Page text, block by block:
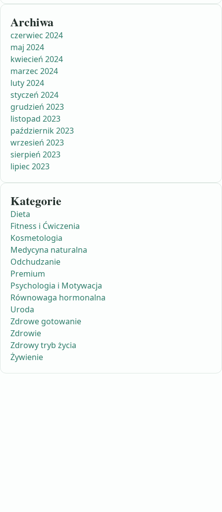
Archiwa
czerwiec 2024
maj 2024
kwiecień 2024
marzec 2024
luty 2024
styczeń 2024
grudzień 2023
listopad 2023
październik 2023
wrzesień 2023
sierpień 2023
lipiec 2023
Kategorie
Dieta
Fitness i Ćwiczenia
Kosmetologia
Medycyna naturalna
Odchudzanie
Premium
Psychologia i Motywacja
Równowaga hormonalna
Uroda
Zdrowe gotowanie
Zdrowie
Zdrowy tryb życia
Żywienie